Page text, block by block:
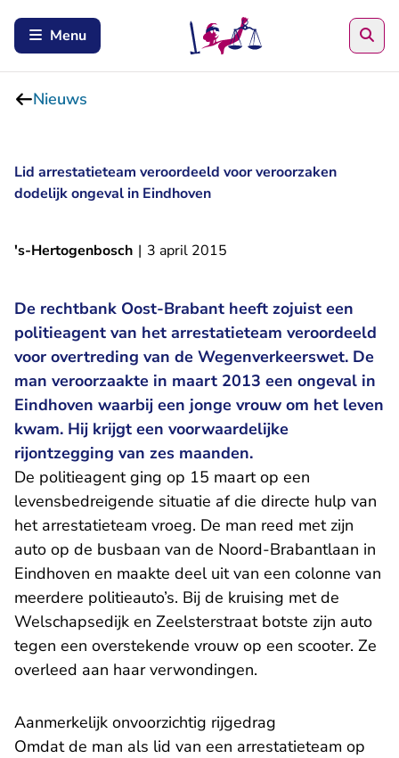
Menu
Nieuws
Lid arrestatieteam veroordeeld voor veroorzaken
dodelijk ongeval in Eindhoven
's-Hertogenbosch | 3 april 2015
De rechtbank Oost-Brabant heeft zojuist een
politieagent van het arrestatieteam veroordeeld
voor overtreding van de Wegenverkeerswet. De
man veroorzaakte in maart 2013 een ongeval in
Eindhoven waarbij een jonge vrouw om het leven
kwam. Hij krijgt een voorwaardelijke
rijontzegging van zes maanden.
De politieagent ging op 15 maart op een
levensbedreigende situatie af die directe hulp van
het arrestatieteam vroeg. De man reed met zijn
auto op de busbaan van de Noord-Brabantlaan in
Eindhoven en maakte deel uit van een colonne van
meerdere politieauto’s. Bij de kruising met de
Welschapsedijk en Zeelsterstraat botste zijn auto
tegen een overstekende vrouw op een scooter. Ze
overleed aan haar verwondingen.
Aanmerkelijk onvoorzichtig rijgedrag
Omdat de man als lid van een arrestatieteam op